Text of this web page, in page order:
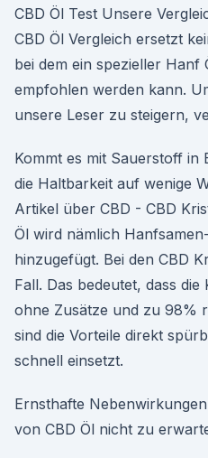
CBD Öl Test Unsere
CBD Öl Vergleich ersetzt
bei dem ein spezieller Hanf
empfohlen werden kann.
unsere Leser zu steigern,
Kommt es mit Sauerstoff
die Haltbarkeit auf wenige
Artikel über CBD - CBD
Öl wird nämlich
hinzugefügt. Bei den CBD
Fall. Das bedeutet, dass
ohne Zusätze und zu 98%
sind die Vorteile direkt
schnell einsetzt.
Ernsthafte
von CBD Öl nicht zu